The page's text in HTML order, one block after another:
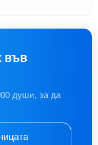
във
души, за да